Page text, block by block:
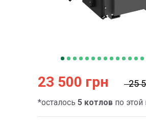
23 500 грн 25
*осталось 5 котлов по этой